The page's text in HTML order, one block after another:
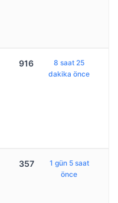
916
8 saat 25
dakika önce
357
1 gün 5 saat
önce